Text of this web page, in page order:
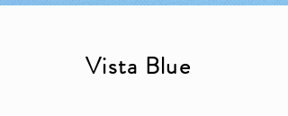
Vista Blue